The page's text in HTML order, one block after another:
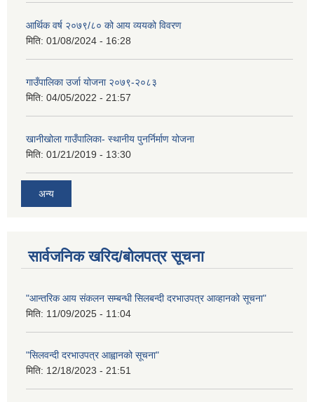
आर्थिक वर्ष २०७९/८० को आय व्ययको विवरण
मिति: 01/08/2024 - 16:28
गाउँपालिका उर्जा योजना २०७९-२०८३
मिति: 04/05/2022 - 21:57
खानीखोला गाउँपालिका- स्थानीय पुनर्निर्माण योजना
मिति: 01/21/2019 - 13:30
अन्य
सार्वजनिक खरिद/बोलपत्र सूचना
"आन्तरिक आय संकलन सम्बन्धी सिलबन्दी दरभाउपत्र आव्हानको सूचना"
मिति: 11/09/2025 - 11:04
"सिलवन्दी दरभाउपत्र आह्वानको सूचना"
मिति: 12/18/2023 - 21:51